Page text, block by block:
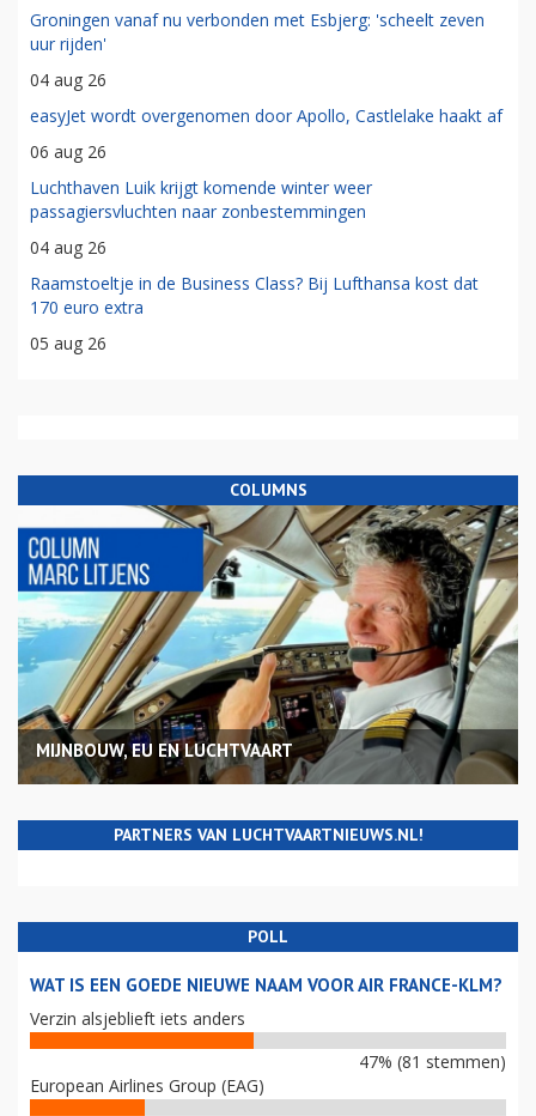
Groningen vanaf nu verbonden met Esbjerg: 'scheelt zeven
uur rijden'
04 aug 26
easyJet wordt overgenomen door Apollo, Castlelake haakt af
06 aug 26
Luchthaven Luik krijgt komende winter weer
passagiersvluchten naar zonbestemmingen
04 aug 26
Raamstoeltje in de Business Class? Bij Lufthansa kost dat
170 euro extra
05 aug 26
COLUMNS
MIJNBOUW, EU EN LUCHTVAART
PARTNERS VAN LUCHTVAARTNIEUWS.NL!
POLL
WAT IS EEN GOEDE NIEUWE NAAM VOOR AIR FRANCE-KLM?
Verzin alsjeblieft iets anders
47% (81 stemmen)
European Airlines Group (EAG)